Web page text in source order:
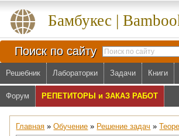
Бамбукес |
Поиск по сайту
Решебник Лабораторки Задачи Книги
Форум РЕПЕТИТОРЫ и ЗАКАЗ РАБОТ
Главная »Обучение » Решение задач »